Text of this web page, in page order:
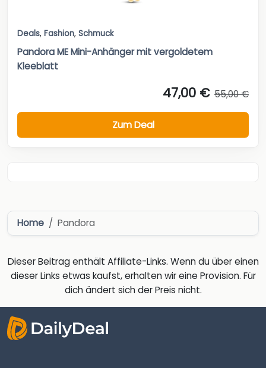
Deals, Fashion, Schmuck
Pandora ME Mini-Anhänger mit vergoldetem
Kleeblatt
47,00 € 55,00 €
Zum Deal
Home Pandora
Dieser Beitrag enthält Affiliate-Links. Wenn du über einen
dieser Links etwas kaufst, erhalten wir eine Provision. Für
dich ändert sich der Preis nicht.